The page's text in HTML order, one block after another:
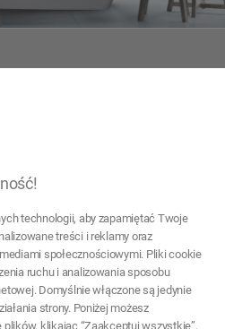
Warszawa
Pomoc
konto
technologii, aby zapamiętać Twoje
treści i reklamy oraz
społecznościowymi. Pliki cookie
ruchu i analizowania sposobu
Domyślnie włączone są jedynie
strony. Poniżej możesz
klikając “Zaakceptuj wszystkie”,